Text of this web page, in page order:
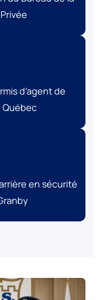
d’agent de
en sécurité